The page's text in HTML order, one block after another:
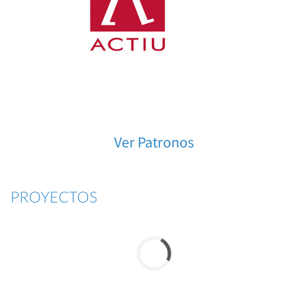
Ver Patronos
PROYECTOS